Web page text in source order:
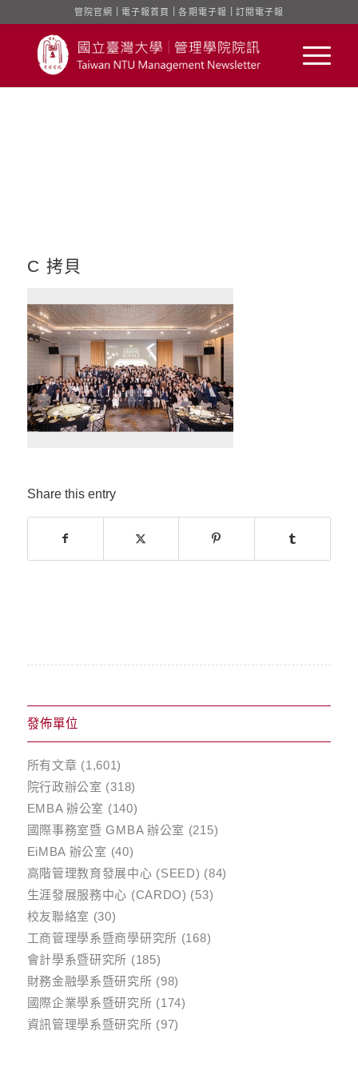
管院官網 電子報首頁 ｜各期電子報 訂閱電子報
C 拷貝
Share this entry
發佈單位
所有文章 (1,601)
院行政辦公室 (318)
EMBA 辦公室 (140)
國際事務室暨 GMBA 辦公室 (215)
EiMBA 辦公室 (40)
高階管理教育發展中心 (SEED) (84)
生涯發展服務中心 (CARDO) (53)
校友聯絡室 (30)
工商管理學系暨商學研究所 (168)
會計學系暨研究所 (185)
財務金融學系暨研究所 (98)
國際企業學系暨研究所 (174)
資訊管理學系暨研究所 (97)